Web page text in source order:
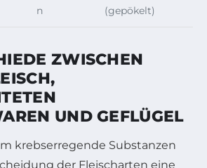
n
(gepökelt)
ZWISCHEN
UND GEFLÜGEL
krebserregende Substanzen
der Fleischarten eine